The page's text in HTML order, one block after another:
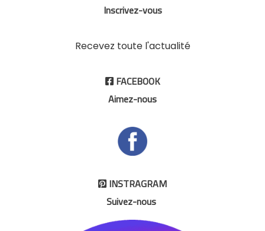
Inscrivez-vous
Recevez toute l'actualité
FACEBOOK
Aimez-nous
 INSTRAGRAM
Suivez-nous